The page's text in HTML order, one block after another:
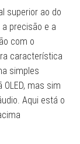
superior ao do
a precisão e a
com o
característica
simples
mas sim
Aqui está o